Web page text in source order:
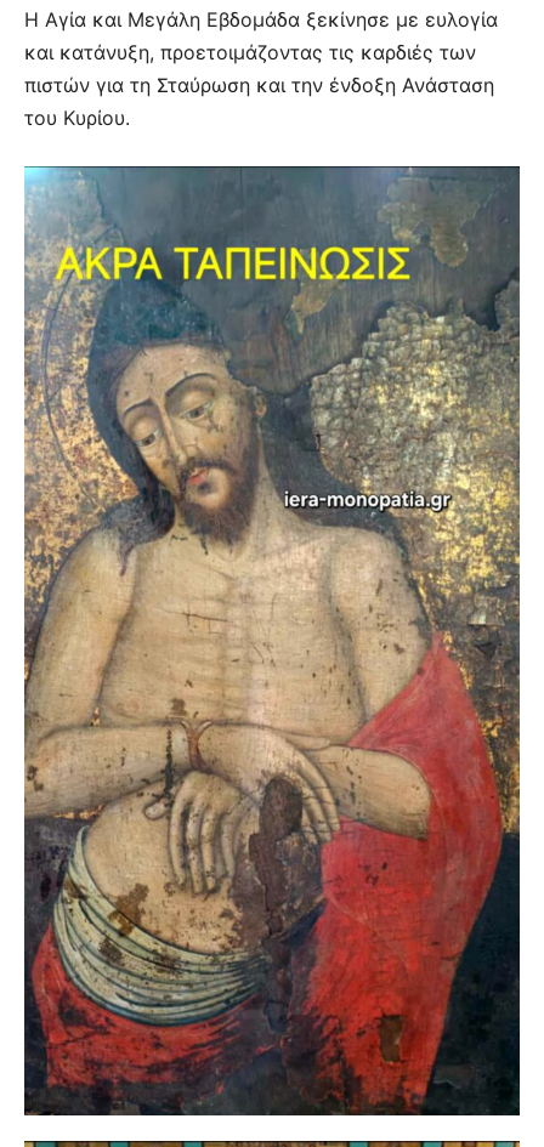
Η Αγία και Μεγάλη Εβδομάδα ξεκίνησε με ευλογία
και κατάνυξη, προετοιμάζοντας τις καρδιές των
πιστών για τη Σταύρωση και την ένδοξη Ανάσταση
του Κυρίου.